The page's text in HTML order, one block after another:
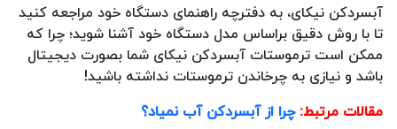
آبسردکن نیکای، به دفترچه راهنمای دستگاه خود مراجعه کنید
تا با روش دقیق براساس مدل دستگاه خود آشنا شوید؛ چرا که
ممکن است ترموستات آبسردکن نیکای شما بصورت دیجیتال
باشد و نیازی به چرخاندن ترموستات نداشته باشید!
مقالات مرتبط: چرا از آبسردکن آب نمیاد؟